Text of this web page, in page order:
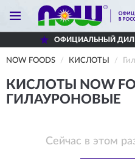
ОФИЦИАЛЬНЫЙ
NOW FOODS КИСЛОТЫ
КИСЛОТЫ NOW
ГИЛАУРОНОВЫЕ
Сейчас в этом